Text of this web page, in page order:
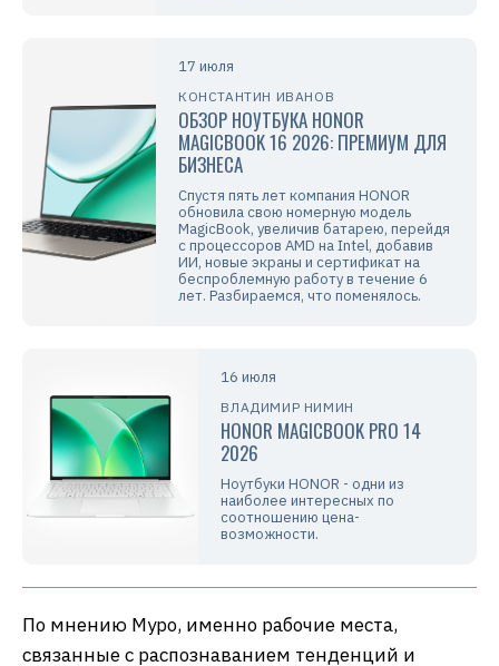
17 июля
КОНСТАНТИН ИВАНОВ
ОБЗОР НОУТБУКА HONOR
MAGICBOOK 16 2026: ПРЕМИУМ ДЛЯ
БИЗНЕСА
Спустя пять лет компания HONOR
обновила свою номерную модель
MagicBook, увеличив батарею, перейдя
с процессоров AMD на Intel, добавив
ИИ, новые экраны и сертификат на
беспроблемную работу в течение 6
лет. Разбираемся, что поменялось.
16 июля
ВЛАДИМИР НИМИН
HONOR MAGICBOOK PRO 14
2026
Ноутбуки HONOR - одни из
наиболее интересных по
соотношению цена-
возможности.
По мнению Муро, именно рабочие места,
связанные с распознаванием тенденций и